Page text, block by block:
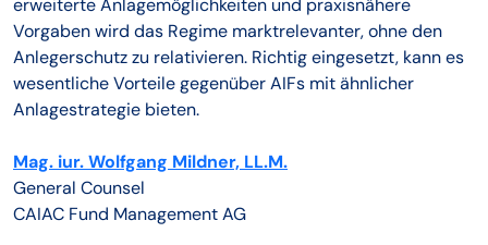
Vorgaben wird das Regime marktrelevanter, ohne den
Anlegerschutz zu relativieren. Richtig eingesetzt, kann es
wesentliche Vorteile gegenüber AIFs mit ähnlicher
Anlagestrategie bieten.
Mag. iur. Wolfgang Mildner, LL.M.
General Counsel
CAIAC Fund Management AG